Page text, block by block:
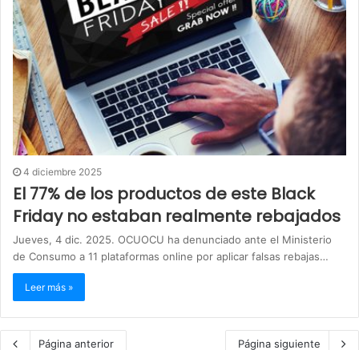
4 diciembre 2025
El 77% de los productos de este Black
Friday no estaban realmente rebajados
Jueves, 4 dic. 2025. OCUOCU ha denunciado ante el Ministerio
de Consumo a 11 plataformas online por aplicar falsas rebajas…
Leer más »
Página anterior Página siguiente